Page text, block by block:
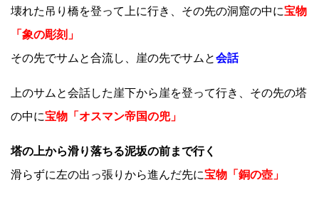
壊れた吊り橋を登って上に行き、その先の洞窟の中に宝物
「象の彫刻」
その先でサムと合流し、崖の先でサムと会話
上のサムと会話した崖下から崖を登って行き、その先の塔
の中に宝物「オスマン帝国の兜」
塔の上から滑り落ちる泥坂の前まで行く
滑らずに左の出っ張りから進んだ先に宝物「銅の壺」